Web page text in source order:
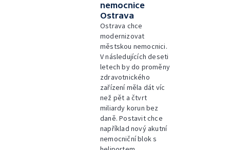
nemocnice
Ostrava
Ostrava chce
modernizovat
městskou nemocnici.
V následujících deseti
letech by do proměny
zdravotnického
zařízení měla dát víc
než pět a čtvrt
miliardy korun bez
daně. Postavit chce
například nový akutní
nemocniční blok s